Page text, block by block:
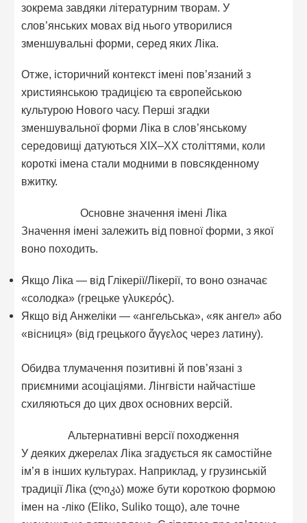
зокрема завдяки літературним творам. У
слов’янських мовах від нього утворилися
зменшувальні форми, серед яких Ліка.
Отже, історичний контекст імені пов’язаний з
християнською традицією та європейською
культурою Нового часу. Перші згадки
зменшувальної форми Ліка в слов’янському
середовищі датуються XIX–XX століттями, коли
короткі імена стали модними в повсякденному
вжитку.
Основне значення імені Ліка
Значення імені залежить від повної форми, з якої
воно походить.
Якщо Ліка — від Глікерії/Лікерії, то воно означає
«солодка» (грецьке γλυκερός).
Якщо від Анжеліки — «ангельська», «як ангел» або
«вісниця» (від грецького ἄγγελος через латину).
Обидва тлумачення позитивні й пов’язані з
приємними асоціаціями. Лінгвісти найчастіше
схиляються до цих двох основних версій.
Альтернативні версії походження
У деяких джерелах Ліка згадується як самостійне
ім’я в інших культурах. Наприклад, у грузинській
традиції Ліка (ლიკა) може бути короткою формою
імен на -ліко (Eliko, Suliko тощо), але точне